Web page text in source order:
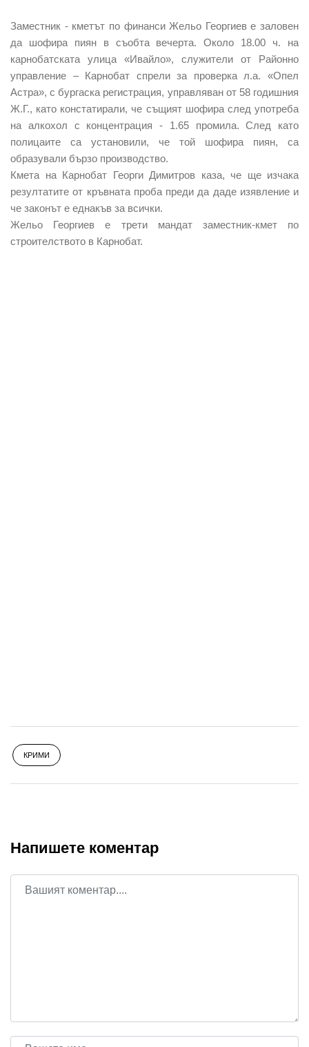
Заместник - кметът по финанси Жельо Георгиев е заловен
да шофира пиян в съобта вечерта. Около 18.00 ч. на
карнобатската улица «Ивайло», служители от Районно
управление – Карнобат спрели за проверка л.а. «Опел
Астра», с бургаска регистрация, управляван от 58 годишния
Ж.Г., като констатирали, че същият шофира след употреба
на алкохол с концентрация - 1.65 промила. След като
полицаите са установили, че той шофира пиян, са
образували бързо производство.
Кмета на Карнобат Георги Димитров каза, че ще изчака
резултатите от кръвната проба преди да даде изявление и
че законът е еднакъв за всички.
Жельо Георгиев е трети мандат заместник-кмет по
строителството в Карнобат.
КРИМИ
Напишете коментар